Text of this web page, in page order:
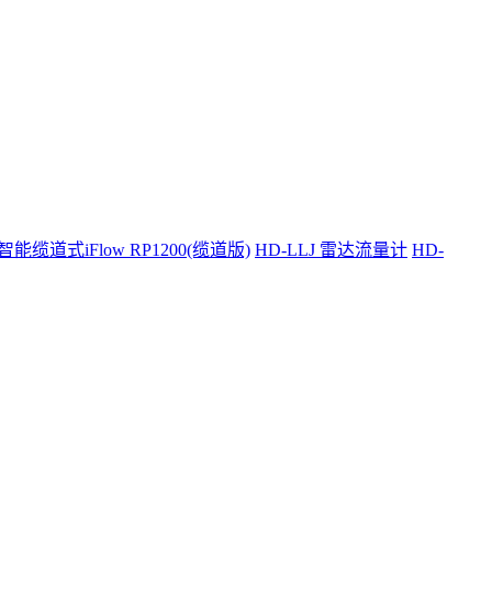
能缆道式iFlow RP1200(缆道版) HD-LLJ 雷达流量计 HD-